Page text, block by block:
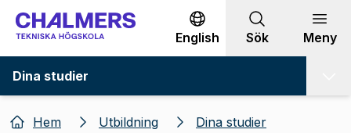
Gå till innehållet
English Sök Meny
Dina studier
Hem Utbildning
Dina studier